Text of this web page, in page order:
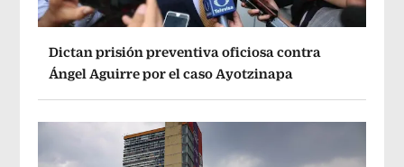
Dictan prisión preventiva oficiosa contra
Ángel Aguirre por el caso Ayotzinapa